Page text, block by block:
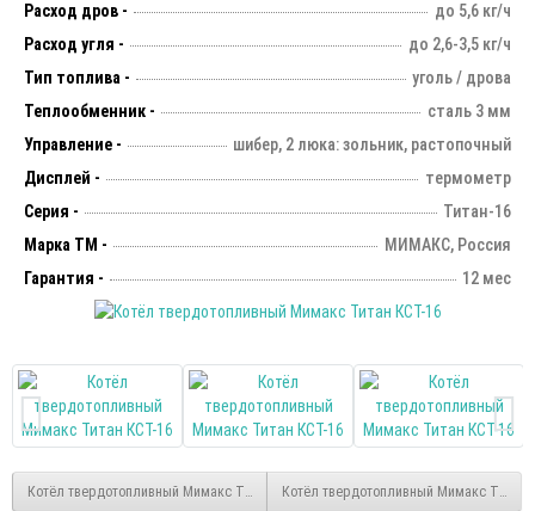
Расход дров -
до 5,6 кг/ч
Расход угля -
до 2,6-3,5 кг/ч
Тип топлива -
уголь / дрова
Теплообменник -
сталь 3 мм
Управление -
шибер, 2 люка: зольник, растопочный
Дисплей -
термометр
Серия -
Титан-16
Марка ТМ -
МИМАКС, Россия
Гарантия -
12 мес
Котёл твердотопливный Мимакс Титан КСТ-12Котёл твердотопливный Мимакс Титан